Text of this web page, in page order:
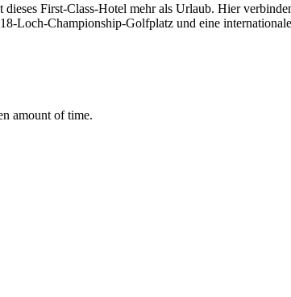
First-Class-Hotel mehr als Urlaub. Hier
Loch-Championship-Golfplatz und eine